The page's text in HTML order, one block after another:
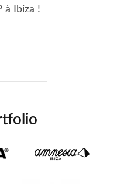
à Ibiza !